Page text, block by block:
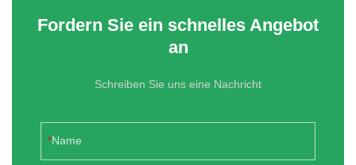
Fordern Sie ein schnelles Angebot
an
Schreiben Sie uns eine Nachricht
Name